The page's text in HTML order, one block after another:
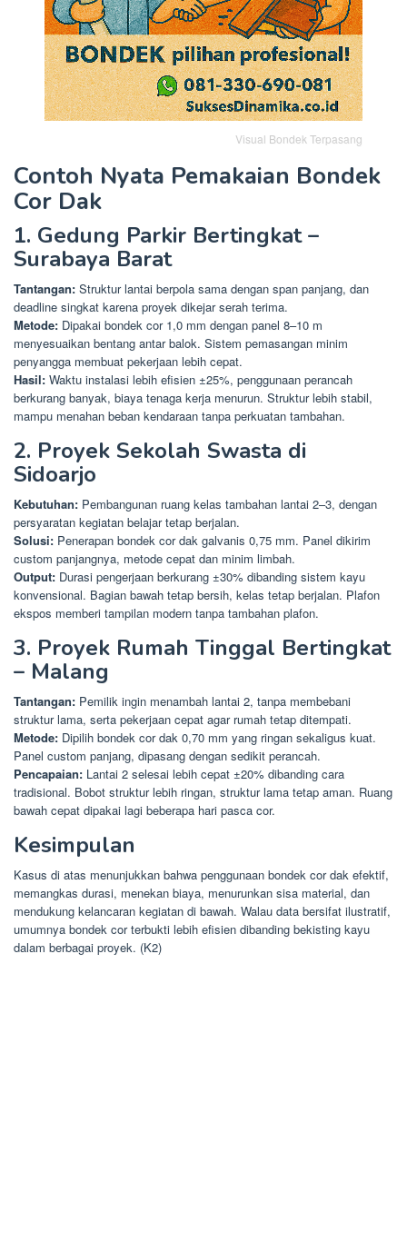
Visual Bondek Terpasang
Contoh Nyata Pemakaian Bondek
Cor Dak
1. Gedung Parkir Bertingkat –
Surabaya Barat
Tantangan: Struktur lantai berpola sama dengan span panjang, dan
deadline singkat karena proyek dikejar serah terima.
Metode: Dipakai bondek cor 1,0 mm dengan panel 8–10 m
menyesuaikan bentang antar balok. Sistem pemasangan minim
penyangga membuat pekerjaan lebih cepat.
Hasil: Waktu instalasi lebih efisien ±25%, penggunaan perancah
berkurang banyak, biaya tenaga kerja menurun. Struktur lebih stabil,
mampu menahan beban kendaraan tanpa perkuatan tambahan.
2. Proyek Sekolah Swasta di
Sidoarjo
Kebutuhan: Pembangunan ruang kelas tambahan lantai 2–3, dengan
persyaratan kegiatan belajar tetap berjalan.
Solusi: Penerapan bondek cor dak galvanis 0,75 mm. Panel dikirim
custom panjangnya, metode cepat dan minim limbah.
Output: Durasi pengerjaan berkurang ±30% dibanding sistem kayu
konvensional. Bagian bawah tetap bersih, kelas tetap berjalan. Plafon
ekspos memberi tampilan modern tanpa tambahan plafon.
3. Proyek Rumah Tinggal Bertingkat
– Malang
Tantangan: Pemilik ingin menambah lantai 2, tanpa membebani
struktur lama, serta pekerjaan cepat agar rumah tetap ditempati.
Metode: Dipilih bondek cor dak 0,70 mm yang ringan sekaligus kuat.
Panel custom panjang, dipasang dengan sedikit perancah.
Pencapaian: Lantai 2 selesai lebih cepat ±20% dibanding cara
tradisional. Bobot struktur lebih ringan, struktur lama tetap aman. Ruang
bawah cepat dipakai lagi beberapa hari pasca cor.
Kesimpulan
Kasus di atas menunjukkan bahwa penggunaan bondek cor dak efektif,
memangkas durasi, menekan biaya, menurunkan sisa material, dan
mendukung kelancaran kegiatan di bawah. Walau data bersifat ilustratif,
umumnya bondek cor terbukti lebih efisien dibanding bekisting kayu
dalam berbagai proyek. (K2)